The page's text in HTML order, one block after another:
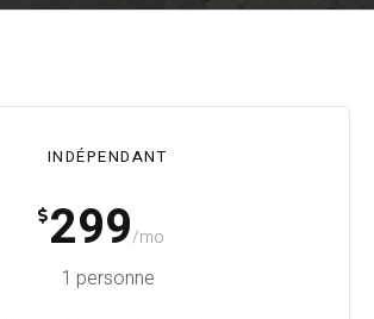
INDÉPENDANT
299/mo
1 personne